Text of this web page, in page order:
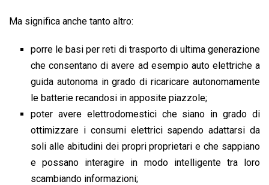
Ma significa anche tanto altro:
porre le basi per reti di trasporto di ultima generazione
che consentano di avere ad esempio auto elettriche a
guida autonoma in grado di ricaricare autonomamente
le batterie recandosi in apposite piazzole;
poter avere elettrodomestici che siano in grado di
ottimizzare i consumi elettrici sapendo adattarsi da
soli alle abitudini dei propri proprietari e che sappiano
e possano interagire in modo intelligente tra loro
scambiando informazioni;